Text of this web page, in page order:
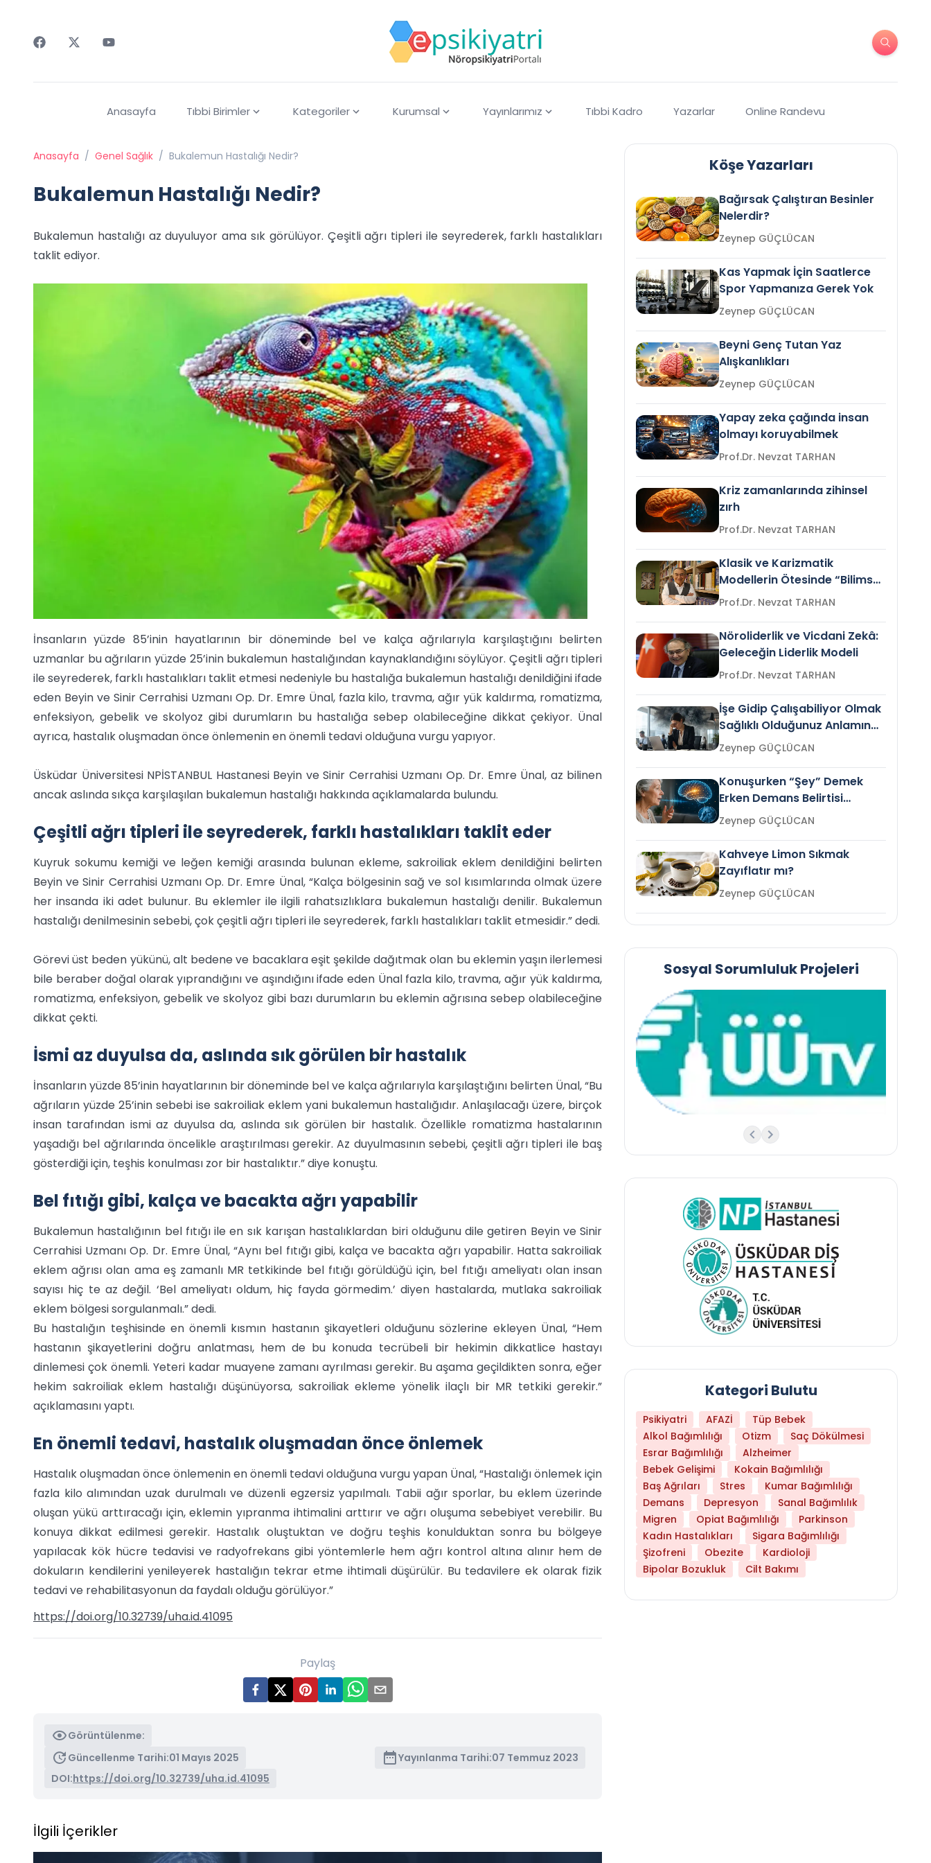
Anasayfa Tıbbi Birimler Kategoriler Kurumsal Yayınlarımız Tıbbi Kadro Yazarlar Online Randevu
Anasayfa / Genel Sağlık / Bukalemun Hastalığı Nedir?
Bukalemun Hastalığı Nedir?
Bukalemun hastalığı az duyuluyor ama sık görülüyor. Çeşitli ağrı tipleri ile seyrederek, farklı hastalıkları
taklit ediyor.
İnsanların yüzde 85’inin hayatlarının bir döneminde bel ve kalça ağrılarıyla karşılaştığını belirten
uzmanlar bu ağrıların yüzde 25’inin bukalemun hastalığından kaynaklandığını söylüyor. Çeşitli ağrı tipleri
ile seyrederek, farklı hastalıkları taklit etmesi nedeniyle bu hastalığa bukalemun hastalığı denildiğini ifade
eden Beyin ve Sinir Cerrahisi Uzmanı Op. Dr. Emre Ünal, fazla kilo, travma, ağır yük kaldırma, romatizma,
enfeksiyon, gebelik ve skolyoz gibi durumların bu hastalığa sebep olabileceğine dikkat çekiyor. Ünal
ayrıca, hastalık oluşmadan önce önlemenin en önemli tedavi olduğuna vurgu yapıyor.
Üsküdar Üniversitesi NPİSTANBUL Hastanesi Beyin ve Sinir Cerrahisi Uzmanı Op. Dr. Emre Ünal, az bilinen
ancak aslında sıkça karşılaşılan bukalemun hastalığı hakkında açıklamalarda bulundu.
Çeşitli ağrı tipleri ile seyrederek, farklı hastalıkları taklit eder
Kuyruk sokumu kemiği ve leğen kemiği arasında bulunan ekleme, sakroiliak eklem denildiğini belirten
Beyin ve Sinir Cerrahisi Uzmanı Op. Dr. Emre Ünal, “Kalça bölgesinin sağ ve sol kısımlarında olmak üzere
her insanda iki adet bulunur. Bu eklemler ile ilgili rahatsızlıklara bukalemun hastalığı denilir. Bukalemun
hastalığı denilmesinin sebebi, çok çeşitli ağrı tipleri ile seyrederek, farklı hastalıkları taklit etmesidir.” dedi.
Görevi üst beden yükünü, alt bedene ve bacaklara eşit şekilde dağıtmak olan bu eklemin yaşın ilerlemesi
bile beraber doğal olarak yıprandığını ve aşındığını ifade eden Ünal fazla kilo, travma, ağır yük kaldırma,
romatizma, enfeksiyon, gebelik ve skolyoz gibi bazı durumların bu eklemin ağrısına sebep olabileceğine
dikkat çekti.
İsmi az duyulsa da, aslında sık görülen bir hastalık
İnsanların yüzde 85’inin hayatlarının bir döneminde bel ve kalça ağrılarıyla karşılaştığını belirten Ünal, “Bu
ağrıların yüzde 25’inin sebebi ise sakroiliak eklem yani bukalemun hastalığıdır. Anlaşılacağı üzere, birçok
insan tarafından ismi az duyulsa da, aslında sık görülen bir hastalık. Özellikle romatizma hastalarının
yaşadığı bel ağrılarında öncelikle araştırılması gerekir. Az duyulmasının sebebi, çeşitli ağrı tipleri ile baş
gösterdiği için, teşhis konulması zor bir hastalıktır.” diye konuştu.
Bel fıtığı gibi, kalça ve bacakta ağrı yapabilir
Bukalemun hastalığının bel fıtığı ile en sık karışan hastalıklardan biri olduğunu dile getiren Beyin ve Sinir
Cerrahisi Uzmanı Op. Dr. Emre Ünal, “Aynı bel fıtığı gibi, kalça ve bacakta ağrı yapabilir. Hatta sakroiliak
eklem ağrısı olan ama eş zamanlı MR tetkikinde bel fıtığı görüldüğü için, bel fıtığı ameliyatı olan insan
sayısı hiç te az değil. ‘Bel ameliyatı oldum, hiç fayda görmedim.’ diyen hastalarda, mutlaka sakroiliak
eklem bölgesi sorgulanmalı.” dedi.
Bu hastalığın teşhisinde en önemli kısmın hastanın şikayetleri olduğunu sözlerine ekleyen Ünal, “Hem
hastanın şikayetlerini doğru anlatması, hem de bu konuda tecrübeli bir hekimin dikkatlice hastayı
dinlemesi çok önemli. Yeteri kadar muayene zamanı ayrılması gerekir. Bu aşama geçildikten sonra, eğer
hekim sakroiliak eklem hastalığı düşünüyorsa, sakroiliak ekleme yönelik ilaçlı bir MR tetkiki gerekir.”
açıklamasını yaptı.
En önemli tedavi, hastalık oluşmadan önce önlemek
Hastalık oluşmadan önce önlemenin en önemli tedavi olduğuna vurgu yapan Ünal, “Hastalığı önlemek için
fazla kilo alımından uzak durulmalı ve düzenli egzersiz yapılmalı. Tabii ağır sporlar, bu eklem üzerinde
oluşan yükü arttıracağı için, eklemin yıpranma ihtimalini arttırır ve ağrı oluşuma sebebiyet verebilir. Bu
konuya dikkat edilmesi gerekir. Hastalık oluştuktan ve doğru teşhis konulduktan sonra bu bölgeye
yapılacak kök hücre tedavisi ve radyofrekans gibi yöntemlerle hem ağrı kontrol altına alınır hem de
dokuların kendilerini yenileyerek hastalığın tekrar etme ihtimali düşürülür. Bu tedavilere ek olarak fizik
tedavi ve rehabilitasyonun da faydalı olduğu görülüyor.”
https://doi.org/10.32739/uha.id.41095
Paylaş
Görüntülenme:
Güncellenme Tarihi:01 Mayıs 2025 Yayınlanma Tarihi:07 Temmuz 2023
DOI:https://doi.org/10.32739/uha.id.41095
İlgili İçerikler
Köşe Yazarları
Bağırsak Çalıştıran Besinler
Nelerdir?
Zeynep GÜÇLÜCAN
Kas Yapmak İçin Saatlerce
Spor Yapmanıza Gerek Yok
Zeynep GÜÇLÜCAN
Beyni Genç Tutan Yaz
Alışkanlıkları
Zeynep GÜÇLÜCAN
Yapay zeka çağında insan
olmayı koruyabilmek
Prof.Dr. Nevzat TARHAN
Kriz zamanlarında zihinsel
zırh
Prof.Dr. Nevzat TARHAN
Klasik ve Karizmatik
Modellerin Ötesinde “Bilimsel
Liderlik”
Prof.Dr. Nevzat TARHAN
Nöroliderlik ve Vicdani Zekâ:
Geleceğin Liderlik Modeli
Prof.Dr. Nevzat TARHAN
İşe Gidip Çalışabiliyor Olmak
Sağlıklı Olduğunuz Anlamına
Gelir mi?Zeynep GÜÇLÜCAN
Konuşurken “Şey” Demek
Erken Demans Belirtisi
Olabilir mi?Zeynep GÜÇLÜCAN
Kahveye Limon Sıkmak
Zayıflatır mı?
Zeynep GÜÇLÜCAN
Sosyal Sorumluluk Projeleri
Kategori Bulutu
Psikiyatri AFAZİ
Tüp Bebek
Alkol Bağımlılığı
Otizm
Saç Dökülmesi
Esrar Bağımlılığı
Alzheimer
Bebek Gelişimi
Kokain Bağımlılığı
Baş Ağrıları
Stres
Kumar Bağımlılığı
Demans
Depresyon
Sanal Bağımlılık
Migren
Opiat Bağımlılığı
Parkinson
Kadın Hastalıkları
Sigara Bağımlılığı
Şizofreni
Obezite
Kardioloji
Bipolar Bozukluk
Cilt Bakımı